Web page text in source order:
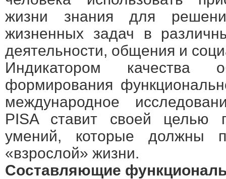
жизни знания для
жизненных задач в
деятельности, общения и
Индикатором качества
формирования
международное
PISA ставит своей целью
умений, которые должны
«взрослой» жизни.
Составляющие